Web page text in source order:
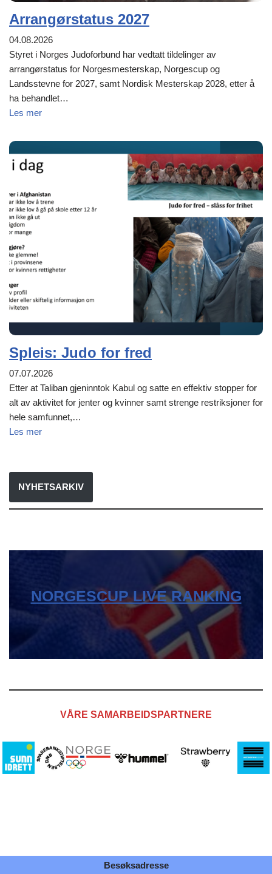
Arrangørstatus 2027
04.08.2026
Styret i Norges Judoforbund har vedtatt tildelinger av
arrangørstatus for Norgesmesterskap, Norgescup og
Landsstevne for 2027, samt Nordisk Mesterskap 2028, etter å
ha behandlet…
Les mer
Spleis: Judo for fred
07.07.2026
Etter at Taliban gjeninntok Kabul og satte en effektiv stopper for
alt av aktivitet for jenter og kvinner samt strenge restriksjoner for
hele samfunnet,…
Les mer
NYHETSARKIV
NORGESCUP LIVE RANKING
VÅRE SAMARBEIDSPARTNERE
Besøksadresse